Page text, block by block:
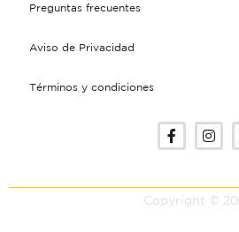
Preguntas frecuentes
Aviso de Privacidad
Términos y condiciones
Copyright ©